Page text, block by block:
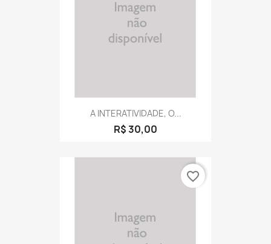
A INTERATIVIDADE, O...
R$ 30,00
favorite_border